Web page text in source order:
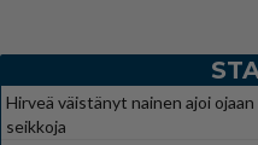
Hirveä väistänyt nainen ajoi
seikkoja